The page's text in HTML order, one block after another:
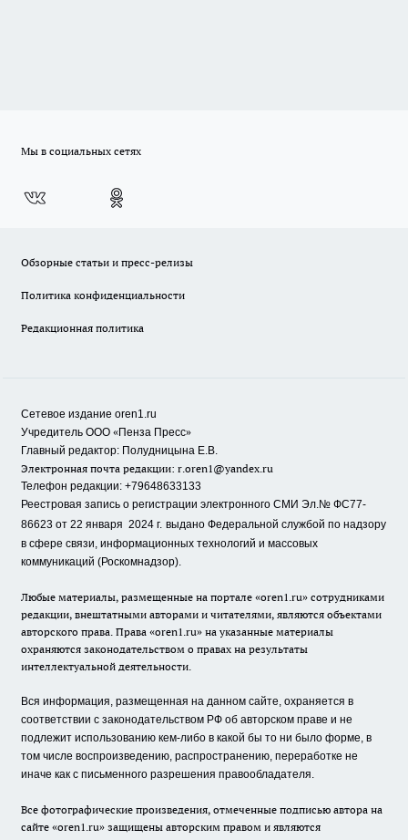
Мы в социальных сетях
Обзорные статьи и пресс-релизы
Политика конфиденциальности
Редакционная политика
Сетевое издание oren1.ru
Учредитель ООО «Пенза Пресс»
Главный редактор: Полудницына Е.В.
Электронная почта редакции: r.oren1@yandex.ru
Телефон редакции: +79648633133
Реестровая запись о регистрации электронного СМИ Эл.№ ФС77-
86623 от 22 января 2024 г. выдано Федеральной службой по надзору
в сфере связи, информационных технологий и массовых
коммуникаций (Роскомнадзор).
Любые материалы, размещенные на портале «oren1.ru» сотрудниками
редакции, внештатными авторами и читателями, являются объектами
авторского права. Права «oren1.ru» на указанные материалы
охраняются законодательством о правах на результаты
интеллектуальной деятельности.
Вся информация, размещенная на данном сайте, охраняется в
соответствии с законодательством РФ об авторском праве и не
подлежит использованию кем-либо в какой бы то ни было форме, в
том числе воспроизведению, распространению, переработке не
иначе как с письменного разрешения правообладателя.
Все фотографические произведения, отмеченные подписью автора на
сайте «oren1.ru» защищены авторским правом и являются